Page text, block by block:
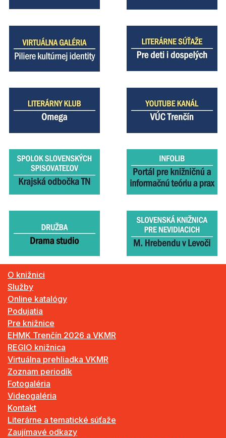
O knižnici
Služby
Online katalógy
Podujatia
Pre knižnice
EHMK Trenčín 2026 a VKMR
REGIO knižnica
Virtuálna prehliadka VKMR
Zoznam periodík
Fotogaléria
Videogaléria
Kontakt
Literárne a tematické súťaže
Zaujímavé odkazy